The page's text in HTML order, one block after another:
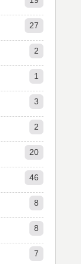
27
2
1
3
2
20
46
8
8
7